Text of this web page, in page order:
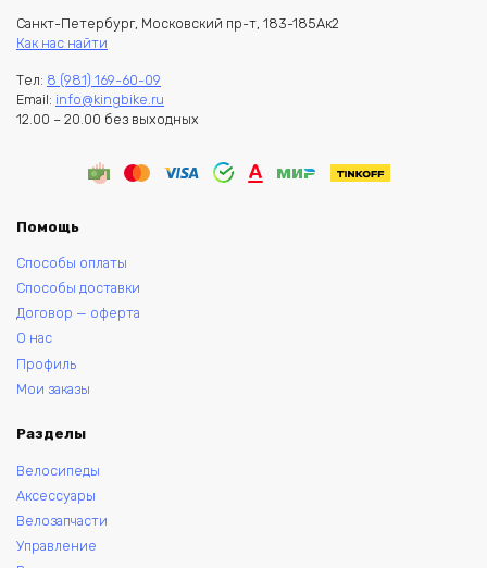
Санкт-Петербург, Московский пр-т, 183-185Ак2
Как нас найти
Тел: 8 (981) 169-60-09
Email: info@kingbike.ru
12.00 – 20.00 без выходных
Помощь
Способы оплаты
Способы доставки
Договор — оферта
О нас
Профиль
Мои заказы
Разделы
Велосипеды
Аксессуары
Велозапчасти
Управление